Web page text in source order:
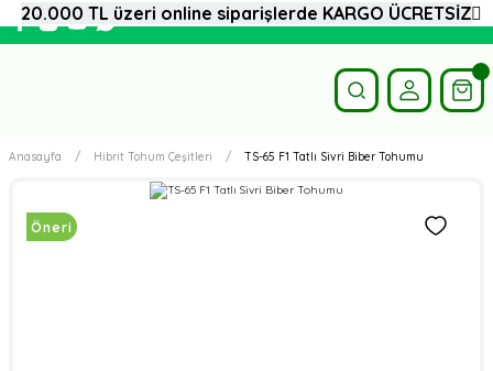
Anasayfa Hibrit Tohum Çeşitleri TS-65 F1 Tatlı Sivri Biber Tohumu
Öneri
20.000 TL üzeri online siparişlerde KARGO ÜCRETSİZ